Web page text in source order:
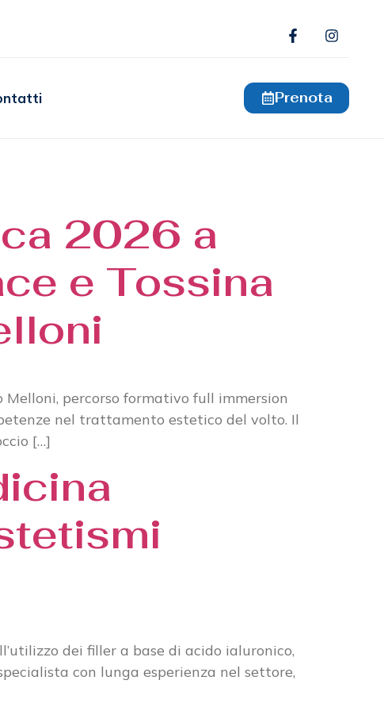
Prenota
2026 a
e Tossina
percorso formativo full immersion
nel trattamento estetico del volto. Il
[…]
dei filler a base di acido ialuronico,
con lunga esperienza nel settore,